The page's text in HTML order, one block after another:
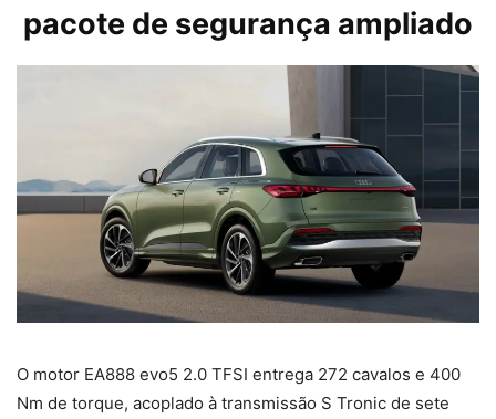
pacote de segurança ampliado
O motor EA888 evo5 2.0 TFSI entrega 272 cavalos e 400
Nm de torque, acoplado à transmissão S Tronic de sete